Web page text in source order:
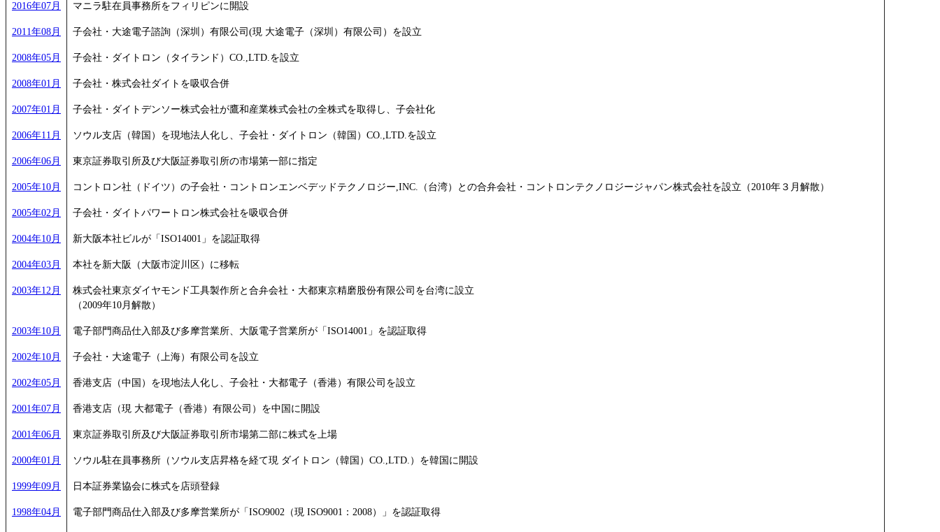
2016年07月 マニラ駐在員事務所をフィリピンに開設
2011年08月 子会社・大途電子諮詢（深圳）有限公司(現 大途電子（深圳）有限公司）を設立
2008年05月 子会社・ダイトロン（タイランド）CO.,LTD.を設立
2008年01月 子会社・株式会社ダイトを吸収合併
2007年01月 子会社・ダイトデンソー株式会社が鷹和産業株式会社の全株式を取得し、子会社化
2006年11月 ソウル支店（韓国）を現地法人化し、子会社・ダイトロン（韓国）CO.,LTD.を設立
2006年06月 東京証券取引所及び大阪証券取引所の市場第一部に指定
2005年10月 コントロン社（ドイツ）の子会社・コントロンエンベデッドテクノロジー,INC.（台湾）との合弁会社・コントロンテクノロジージャパン株式会社を設立（2010年３月解散）
2005年02月 子会社・ダイトパワートロン株式会社を吸収合併
2004年10月 新大阪本社ビルが「ISO14001」を認証取得
2004年03月 本社を新大阪（大阪市淀川区）に移転
2003年12月
株式会社東京ダイヤモンド工具製作所と合弁会社・大都東京精磨股份有限公司を台湾に設立
（2009年10月解散）
2003年10月 電子部門商品仕入部及び多摩営業所、大阪電子営業所が「ISO14001」を認証取得
2002年10月 子会社・大途電子（上海）有限公司を設立
2002年05月 香港支店（中国）を現地法人化し、子会社・大都電子（香港）有限公司を設立
2001年07月 香港支店（現 大都電子（香港）有限公司）を中国に開設
2001年06月 東京証券取引所及び大阪証券取引所市場第二部に株式を上場
2000年01月 ソウル駐在員事務所（ソウル支店昇格を経て現 ダイトロン（韓国）CO.,LTD.）を韓国に開設
1999年09月 日本証券業協会に株式を店頭登録
1998年04月 電子部門商品仕入部及び多摩営業所が「ISO9002（現 ISO9001：2008）」を認証取得